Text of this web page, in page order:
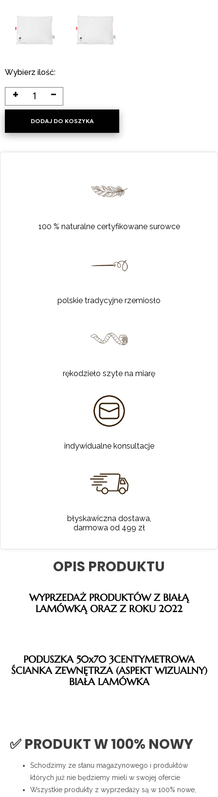
Wybierz ilość:
DODAJ DO KOSZYKA
100 % naturalne certyfikowane surowce
polskie tradycyjne rzemiosło
rękodzieło szyte na miarę
indywidualne konsultacje
błyskawiczna dostawa,
darmowa od 499 zł
OPIS PRODUKTU
WYPRZEDAŻ PRODUKTÓW Z BIAŁĄ
LAMÓWKĄ ORAZ Z ROKU 2022
PODUSZKA 50x70 3CENTYMETROWA
ŚCIANKA ZEWNĘTRZA (ASPEKT WIZUALNY)
BIAŁA LAMÓWKA
✅ PRODUKT W 100% NOWY
Schodzimy ze stanu magazynowego i produktów
których już nie będziemy mieli w swojej ofercie
Wszystkie produkty z wyprzedaży są w 100% nowe,